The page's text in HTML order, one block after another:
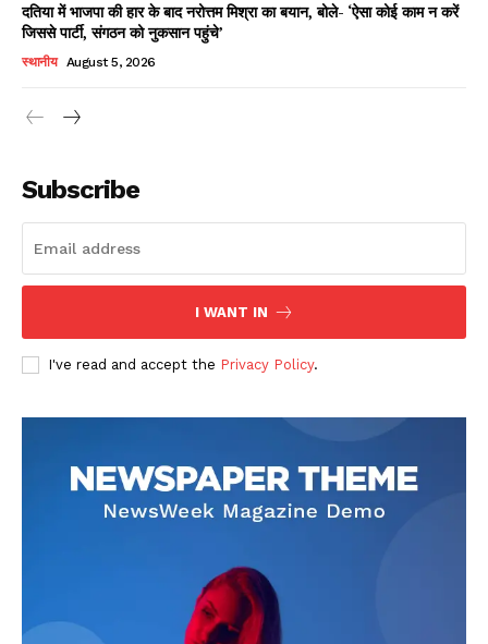
Contact us
दतिया में भाजपा की हार के बाद नरोत्तम मिश्रा का बयान, बोले- ‘ऐसा कोई काम न करें
जिससे पार्टी, संगठन को नुकसान पहुंचे’
स्थानीय August 5, 2026
Subscribe
I WANT IN
I've read and accept the Privacy Policy.